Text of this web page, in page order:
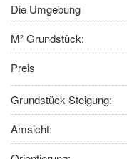
Die Umgebung
M² Grundstück:
Preis
Grundstück Steigung:
Amsicht: